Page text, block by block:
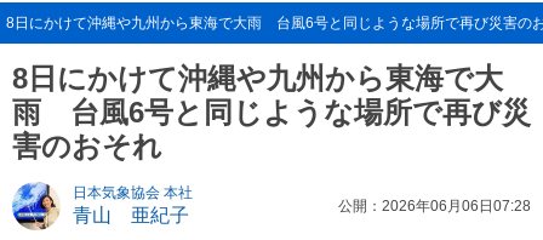
8日にかけて沖縄や九州から東海で大雨 台風6号と同じような場所で再び災害の
8日にかけて沖縄や九州から東海で大
雨 台風6号と同じような場所で再び災
害のおそれ
日本気象協会 本社
青山 亜紀子 公開：2026年06月06日07:28